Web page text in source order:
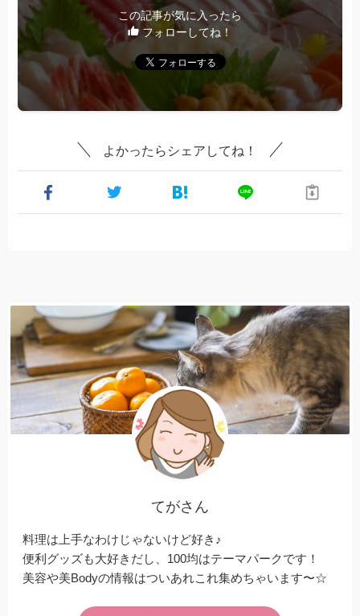
この記事が気に入ったら
フォローしてね！
よかったらシェアしてね！
てがさん
料理は上手なわけじゃないけど好き♪
便利グッズも大好きだし、100均はテーマパークです！
美容や美Bodyの情報はついあれこれ集めちゃいます〜☆